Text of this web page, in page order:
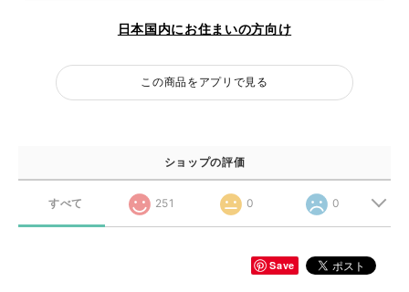
日本国内にお住まいの方向け
この商品をアプリで見る
ショップの評価
すべて 251 0 0
Save